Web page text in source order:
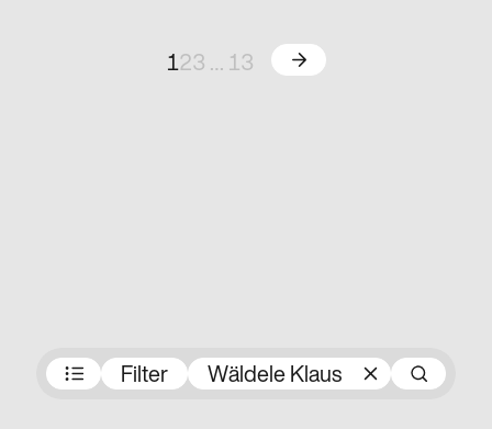
Preisträger:innen
Filter Wäldele Klaus
123 … 13